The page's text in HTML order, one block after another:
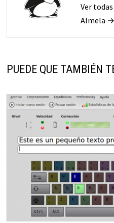
Ver
Almela →
PUEDE QUE TAMBIÉN